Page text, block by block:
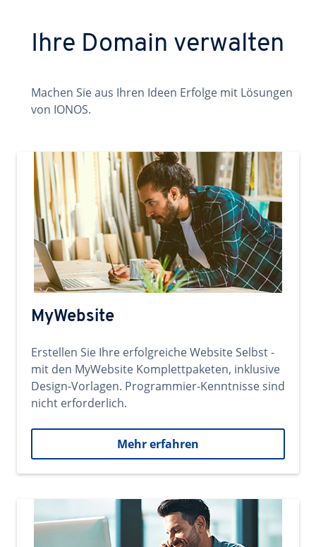
Ihre Domain verwalten
Machen Sie aus Ihren Ideen Erfolge mit Lösungen
von IONOS.
MyWebsite
Erstellen Sie Ihre erfolgreiche Website Selbst -
mit den MyWebsite Komplettpaketen, inklusive
Design-Vorlagen. Programmier-Kenntnisse sind
nicht erforderlich.
Mehr erfahren